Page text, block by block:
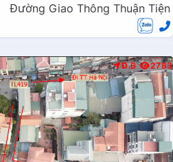
Đường Giao Thông Thuận Tiện
Đ.B 2783